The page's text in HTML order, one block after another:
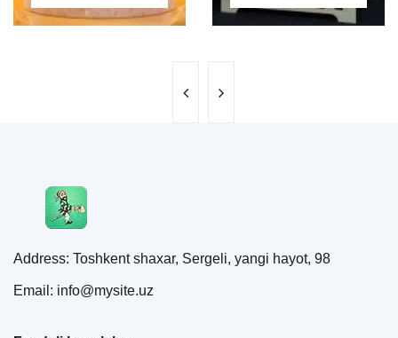
Address: Toshkent shaxar, Sergeli, yangi hayot, 98
Email: info@mysite.uz